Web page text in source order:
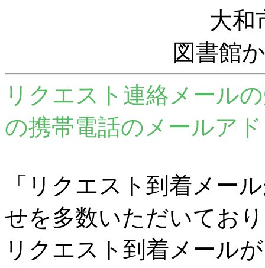
大和
図書館
リクエスト連絡メール
の携帯電話のメールア
「リクエスト到着メー
せを多数いただいてお
リクエスト到着メール